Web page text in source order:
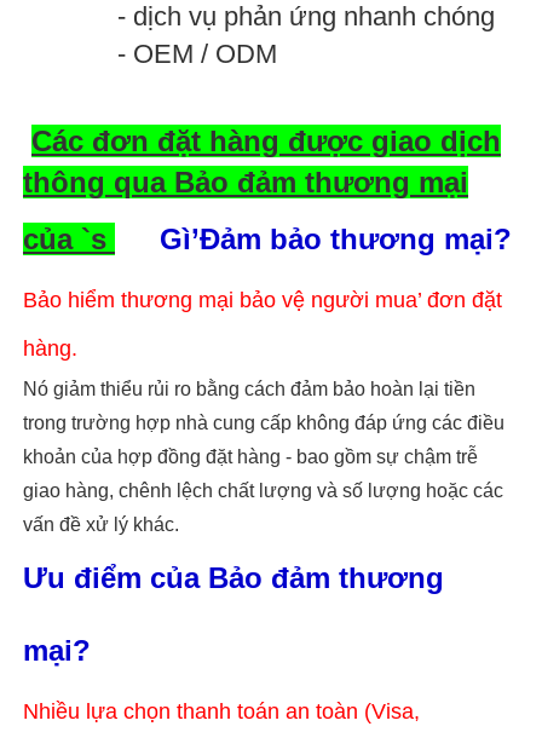
- dịch vụ phản ứng nhanh chóng
- OEM / ODM
Các đơn đặt hàng được giao dịch
thông qua Bảo đảm thương mại
của `s
Gì’Đảm bảo thương mại?
Bảo hiểm thương mại bảo vệ người mua’ đơn đặt
hàng.
Nó giảm thiểu rủi ro bằng cách đảm bảo hoàn lại tiền
trong trường hợp nhà cung cấp không đáp ứng các điều
khoản của hợp đồng đặt hàng - bao gồm sự chậm trễ
giao hàng, chênh lệch chất lượng và số lượng hoặc các
vấn đề xử lý khác.
Ưu điểm của Bảo đảm thương
mại?
Nhiều lựa chọn thanh toán an toàn (Visa,